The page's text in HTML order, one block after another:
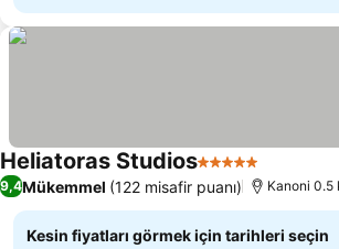
Heliatoras Studios5 Yıldız
9,4Mükemmel (122 misafir puanı) Kanoni 0.5
Kesin fiyatları görmek için tarihleri seçin